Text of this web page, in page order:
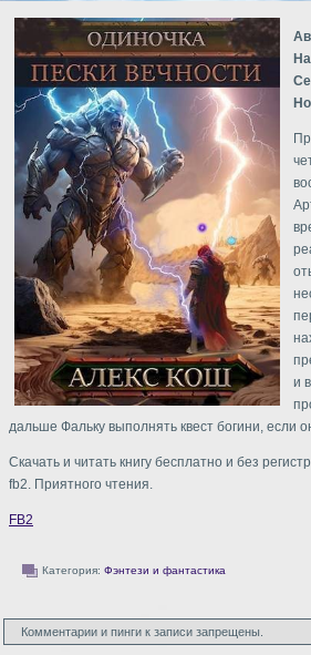
и
дальше Фальку выполнять квест богини, если
Скачать и читать книгу бесплатно и без
fb2. Приятного чтения.
FB2
Категория: Фэнтези и фантастика
Комментарии и пинги к записи запрещены.